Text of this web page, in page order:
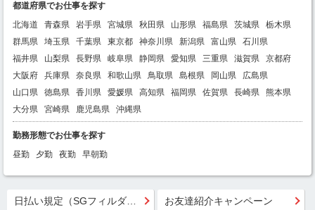
都道府県でお仕事を探す
北海道
青森県 岩手県 宮城県 秋田県 山形県 福島県 茨城県
栃木県
群馬県
埼玉県 千葉県 東京都 神奈川県 新潟県 富山県
石川県
福井県
山梨県 長野県 岐阜県 静岡県 愛知県 三重県 滋賀県
京都府
大阪府
兵庫県 奈良県 和歌山県 鳥取県 島根県 岡山県
広島県
山口県
徳島県 香川県 愛媛県 高知県 福岡県 佐賀県 長崎県
熊本県
大分県
宮崎県 鹿児島県 沖縄県
勤務形態でお仕事を探す
昼勤
夕勤 夜勤 早朝勤
日払い規定（SGフィルダー） お友達紹介キャンペーン